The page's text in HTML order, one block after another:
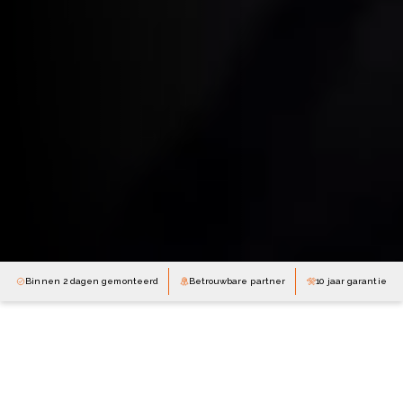
Binnen 2 dagen gemonteerd Betrouwbare partner 10 jaar garantie